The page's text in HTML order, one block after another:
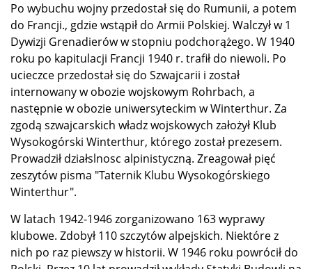
Po wybuchu wojny przedostał się do Rumunii, a potem
do Francji., gdzie wstąpił do Armii Polskiej. Walczył w 1
Dywizji Grenadierów w stopniu podchorążego. W 1940
roku po kapitulacji Francji 1940 r. trafił do niewoli. Po
ucieczce przedostał się do Szwajcarii i został
internowany w obozie wojskowym Rohrbach, a
następnie w obozie uniwersyteckim w Winterthur. Za
zgodą szwajcarskich władz wojskowych założył Klub
Wysokogórski Winterthur, którego został prezesem.
Prowadził działslnosc alpinistyczną. Zreagował pięć
zeszytów pisma "Taternik Klubu Wysokogórskiego
Winterthur".
W latach 1942-1946 zorganizowano 163 wyprawy
klubowe. Zdobył 110 szczytów alpejskich. Niektóre z
nich po raz piewszy w historii. W 1946 roku powrócił do